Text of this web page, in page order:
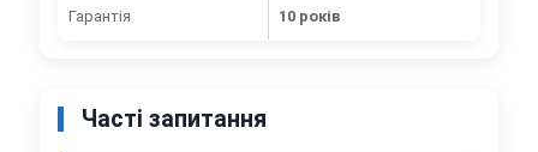
Гарантія 10 років
Часті запитання